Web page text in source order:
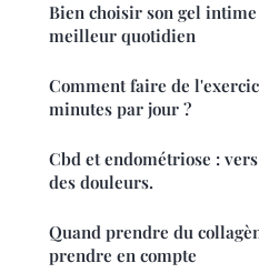
Bien choisir son gel
meilleur quotidien
Comment faire de
minutes par jour ?
Cbd et endométriose :
des douleurs.
Quand prendre du
prendre en compte